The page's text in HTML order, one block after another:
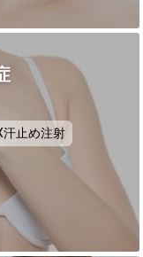
汗止め注射